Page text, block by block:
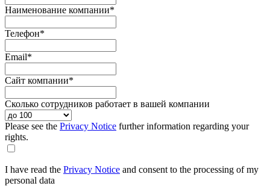
Наименование компании*
Телефон*
Email*
Сайт компании*
Сколько сотрудников работает в вашей компании
Please see the Privacy Notice further information regarding your
rights.
I have read the Privacy Notice and consent to the processing of my
personal data